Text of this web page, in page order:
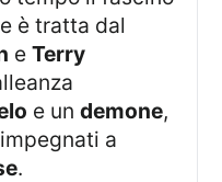
è tratta dal
eTerry
e undemone,
a
.